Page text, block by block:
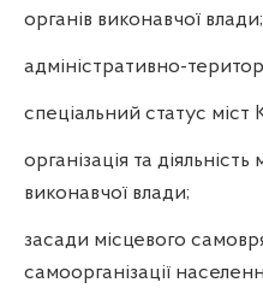
органів виконавчої влади;
адміністративно-
спеціальний статус міст
організація та
виконавчої влади;
засади місцевого
самоорганізації